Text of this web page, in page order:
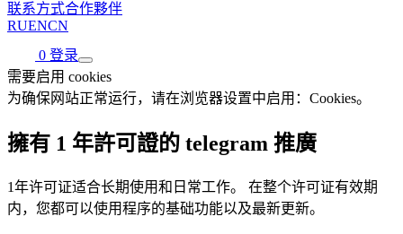
联系方式合作夥伴
RUENCN
0 登录
需要启用 cookies
为确保网站正常运行，请在浏览器设置中启用：Cookies。
擁有 1 年許可證的 telegram 推廣
1年许可证适合长期使用和日常工作。 在整个许可证有效期
内，您都可以使用程序的基础功能以及最新更新。